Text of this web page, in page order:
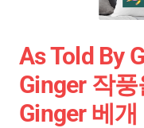
As Told By
Ginger 작
Ginger 베개